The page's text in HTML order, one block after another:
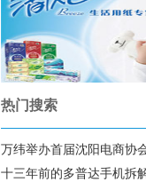
热门搜索
万纬举办首届沈阳电商协
十三年前的多普达手机拆